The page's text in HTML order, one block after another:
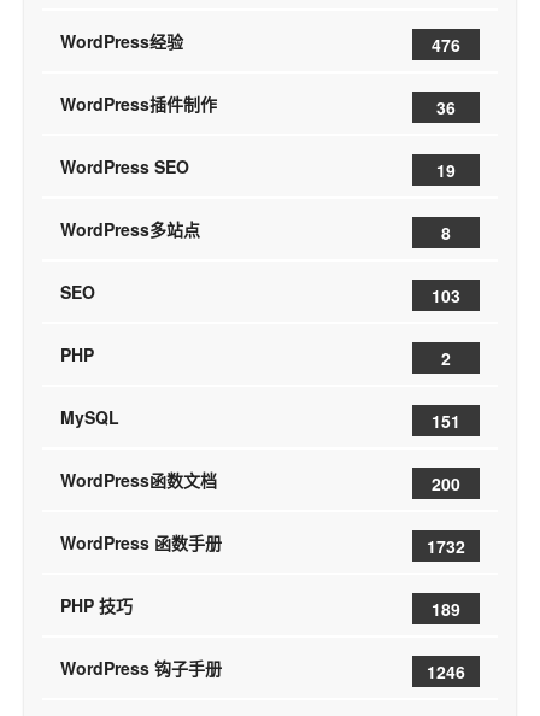
WordPress经验 476
WordPress插件制作 36
WordPress SEO 19
WordPress多站点 8
SEO 103
PHP 2
MySQL 151
WordPress函数文档 200
WordPress 函数手册 1732
PHP 技巧 189
WordPress 钩子手册 1246